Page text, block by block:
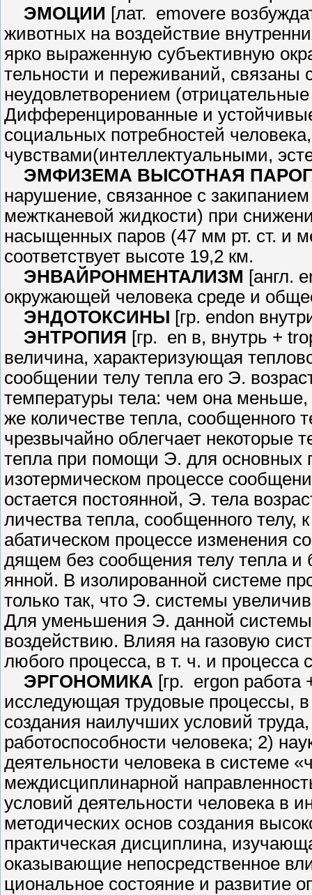
ЭМОЦИИ [лат. emovere
животных на воздействие
ярко выраженную субъективную
тельности и переживаний,
неудовлетворением
Дифференцированные и
социальных потребностей
чувствами(интеллектуальными,
ЭМФИЗЕМА ВЫСОТНАЯ
нарушение, связанное с
межтканевой жидкости) при
насыщенных паров (47 мм рт. ст. и
соответствует высоте 19,2 км.
ЭНВАЙРОНМЕНТАЛИЗМ [англ.
окружающей человека среде и
ЭНДОТОКСИНЫ [гр. endon
ЭНТРОПИЯ [гр. en в, внутрь +
величина, характеризующая
сообщении телу тепла его Э.
температуры тела: чем она
же количестве тепла, сообщенного
чрезвычайно облегчает некоторые
тепла при помощи Э. для основ­ных
изотермическом процессе
остается постоянной, Э. тела
личества тепла, сообщенного
абатическом процессе изменения
дящем без сообщения телу тепла и
янной. В изолированной системе
только так, что Э. системы
Для уменьшения Э. дан­ной
воздействию. Влияя на газовую
любого процесса, в т. ч. и
ЭРГОНОМИКА [гр. ergon
исследующая трудовые процес­сы,
создания наилучших условий
работоспособности челове­ка; 2)
деятельности человека в системе
междисциплинарной
условий деятельности чело­века в
методических основ создания
практическая дисциплина,
оказывающие непосредственное
циональное состояние и развитие